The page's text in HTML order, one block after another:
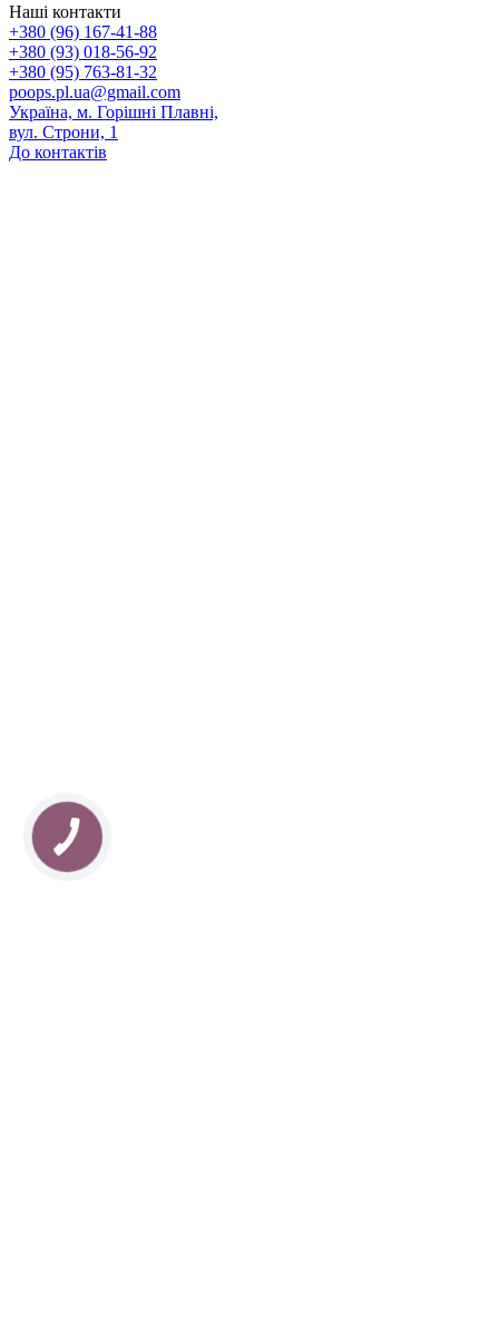
Наші контакти
+380 (96) 167-41-88
+380 (93) 018-56-92
+380 (95) 763-81-32
poops.pl.ua@gmail.com
Україна, м. Горішні Плавні,
вул. Строни, 1
До контактів